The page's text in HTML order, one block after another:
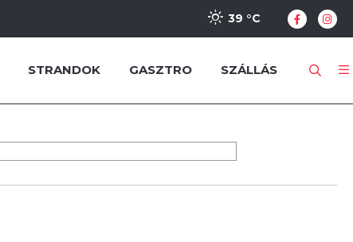
39 °C
STRANDOK GASZTRO SZÁLLÁS